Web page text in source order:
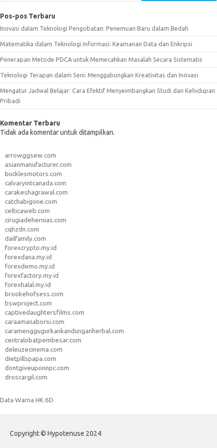
Pos-pos Terbaru
Inovasi dalam Teknologi Pengobatan: Penemuan Baru dalam Bedah
Matematika dalam Teknologi Informasi: Keamanan Data dan Enkripsi
Penerapan Metode PDCA untuk Memecahkan Masalah Secara Sistematis
Teknologi Terapan dalam Seni: Menggabungkan Kreativitas dan Inovasi
Mengatur Jadwal Belajar: Cara Efektif Menyeimbangkan Studi dan Kehidupan
Pribadi
Komentar Terbaru
Tidak ada komentar untuk ditampilkan.
arrowggsew.com
asianmanufacturer.com
bucklesmotors.com
calvaryintcanada.com
carakeshagrawal.com
catchabigone.com
celticaweb.com
cirugiadehernias.com
cqhzdn.com
dailfamily.com
forexcrypto.my.id
forexdana.my.id
forexdemo.my.id
forexfactory.my.id
forexhalal.my.id
brookehofsess.com
bswproject.com
captivedaughtersfilms.com
caraamanaborsi.com
caramenggugurkankandunganherbal.com
centralobatpembesar.com
deleuzecinema.com
dietpillspapa.com
dontgiveuponnpc.com
droscargil.com
Data Warna HK 6D
Copyright © Hypotenuse 2024